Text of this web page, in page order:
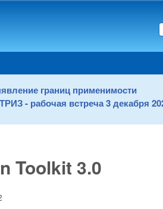
границ применимости
- рабочая встреча 3 декабря
Toolkit 3.0